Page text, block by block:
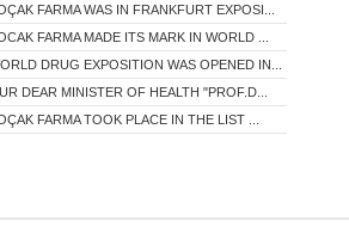
FARMA WAS IN FRANKFURT EXPOSI...
FARMA MADE ITS MARK IN WORLD ...
DRUG EXPOSITION WAS OPENED IN...
DEAR MINISTER OF HEALTH "PROF.D...
FARMA TOOK PLACE IN THE LIST ...